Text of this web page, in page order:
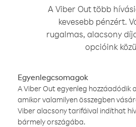
A Viber Out több
kevesebb pénzért.
rugalmas, alacsony
opcióink
Egyenlegcsomagok
A Viber Out egyenleg hozzáadódik
amikor valamilyen összegben
Viber alacsony tarifáival indíthat
bármely országába.